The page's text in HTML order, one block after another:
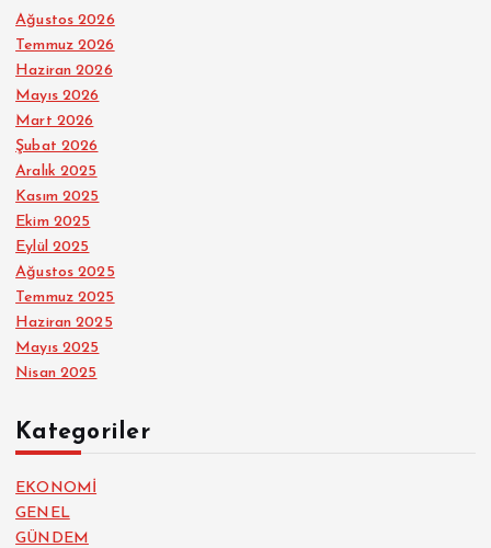
Ağustos 2026
Temmuz 2026
Haziran 2026
Mayıs 2026
Mart 2026
Şubat 2026
Aralık 2025
Kasım 2025
Ekim 2025
Eylül 2025
Ağustos 2025
Temmuz 2025
Haziran 2025
Mayıs 2025
Nisan 2025
Kategoriler
EKONOMİ
GENEL
GÜNDEM